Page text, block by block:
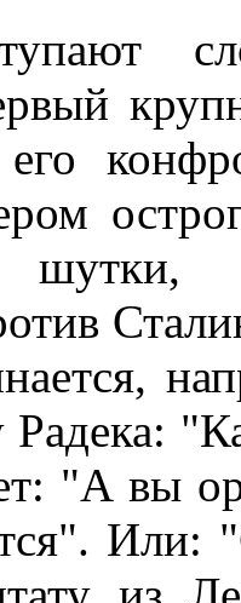
шутки,
Радека:
"А вы
Или: